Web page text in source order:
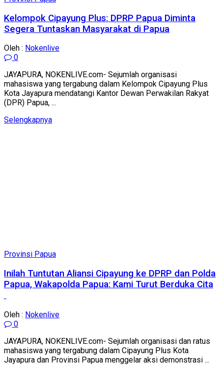
Kelompok Cipayung Plus: DPRP Papua Diminta
Segera Tuntaskan Masyarakat di Papua
Oleh : Nokenlive
0
JAYAPURA, NOKENLIVE.com- Sejumlah organisasi
mahasiswa yang tergabung dalam Kelompok Cipayung Plus
Kota Jayapura mendatangi Kantor Dewan Perwakilan Rakyat
(DPR) Papua, ...
SelengkapnyaDetails
Provinsi Papua
Inilah Tuntutan Aliansi Cipayung ke DPRP dan Polda
Papua, Wakapolda Papua: Kami Turut Berduka Cita
Oleh : Nokenlive
0
JAYAPURA, NOKENLIVE.com- Sejumlah organisasi dan ratus
mahasiswa yang tergabung dalam Cipayung Plus Kota
Jayapura dan Provinsi Papua menggelar aksi demonstrasi ...